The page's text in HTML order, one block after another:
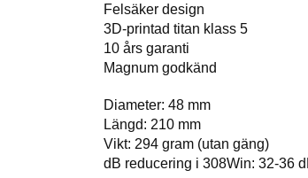
Felsäker design
3D-printad titan klass 5
10 års garanti
Magnum godkänd
Diameter: 48 mm
Längd: 210 mm
Vikt: 294 gram (utan gäng)
dB reducering i 308Win: 32-36